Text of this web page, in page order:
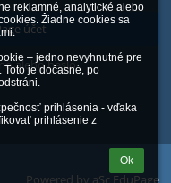
reklamné, analytické alebo
Žiadne cookies sa
– jedno nevyhnutné pre
je dočasné, po
prihlásenia - vďaka
prihlásenie z
Ok
účet
alebo heslo